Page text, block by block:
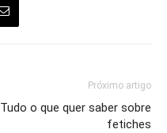
Próximo artigo
Tudo o que quer saber sobre
fetiches